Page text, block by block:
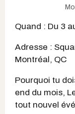
Quand : Du 3
Adresse :
Montréal, QC
Pourquoi tu
end du mois,
tout nouvel